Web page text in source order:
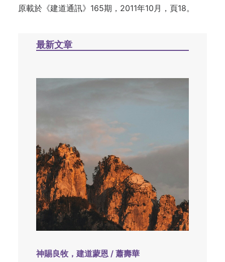
原載於 《建道通訊》165期，2011年10月，頁18。
最新文章
神賜良牧，建道蒙恩 / 蕭壽華